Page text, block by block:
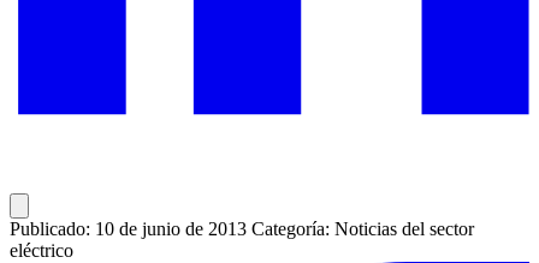
Publicado: 10 de junio de 2013 Categoría: Noticias del sector
eléctrico